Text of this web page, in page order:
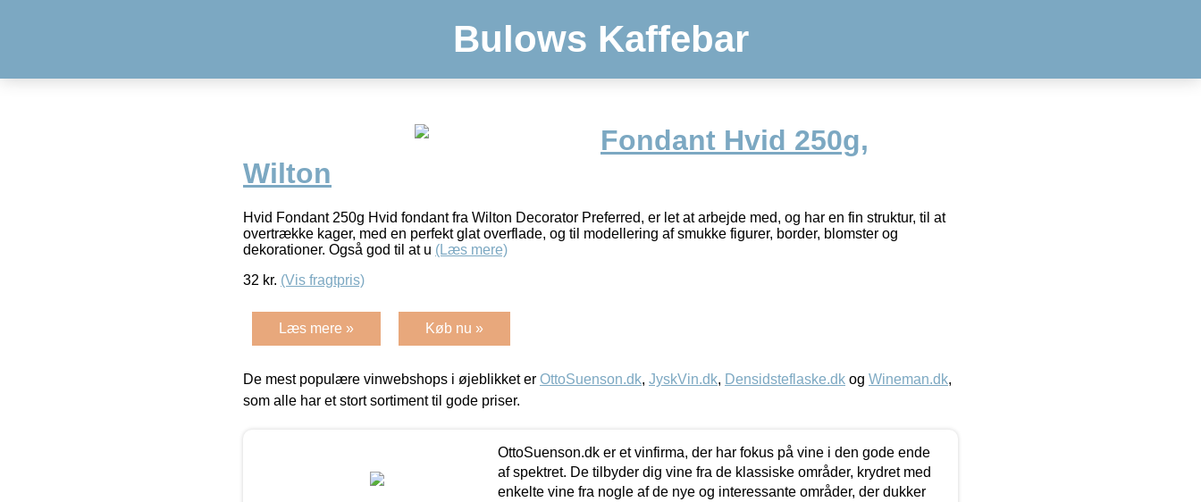
Bulows Kaffebar
Fondant Hvid 250g,
Wilton
Hvid Fondant 250g Hvid fondant fra Wilton Decorator Preferred, er let at arbejde med, og har en fin struktur, til at
overtrække kager, med en perfekt glat overflade, og til modellering af smukke figurer, border, blomster og
dekorationer. Også god til at u (Læs mere)
32 kr. (Vis fragtpris)
Læs mere » Køb nu »
De mest populære vinwebshops i øjeblikket er OttoSuenson.dk, JyskVin.dk, Densidsteflaske.dk og Wineman.dk,
som alle har et stort sortiment til gode priser.
OttoSuenson.dk er et vinfirma, der har fokus på vine i den gode ende
af spektret. De tilbyder dig vine fra de klassiske områder, krydret med
enkelte vine fra nogle af de nye og interessante områder, der dukker